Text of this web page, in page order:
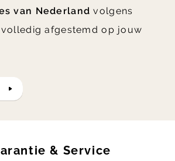
van Nederland volgens
afgestemd op jouw
& Service